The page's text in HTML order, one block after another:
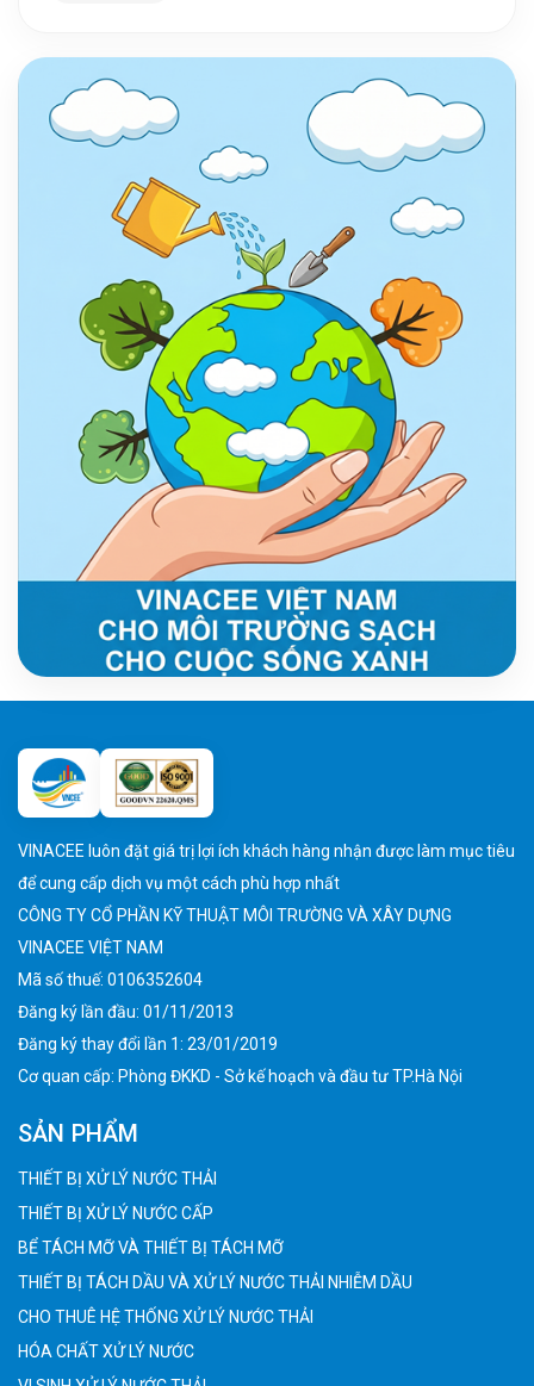
VINACEE luôn đặt giá trị lợi ích khách hàng nhận được làm mục tiêu
để cung cấp dịch vụ một cách phù hợp nhất
CÔNG TY CỔ PHẦN KỸ THUẬT MÔI TRƯỜNG VÀ XÂY DỰNG
VINACEE VIỆT NAM
Mã số thuế: 0106352604
Đăng ký lần đầu: 01/11/2013
Đăng ký thay đổi lần 1: 23/01/2019
Cơ quan cấp: Phòng ĐKKD - Sở kế hoạch và đầu tư TP.Hà Nội
SẢN PHẨM
THIẾT BỊ XỬ LÝ NƯỚC THẢI
THIẾT BỊ XỬ LÝ NƯỚC CẤP
BỂ TÁCH MỠ VÀ THIẾT BỊ TÁCH MỠ
THIẾT BỊ TÁCH DẦU VÀ XỬ LÝ NƯỚC THẢI NHIỄM DẦU
CHO THUÊ HỆ THỐNG XỬ LÝ NƯỚC THẢI
HÓA CHẤT XỬ LÝ NƯỚC